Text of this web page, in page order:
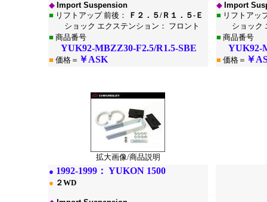
◆ Import Suspension
■ リフトアップ 前後：
Ｆ２．５/Ｒ１．５-Ｅ
ショック エクステンション： フロント
■ 商品番号
YUK92-MBZZ30-F2.5/R1.5-SBE
■ 価格＝ ￥ASK
◆ Import
■ リフトアッ
ショック エ
■ 商品番号
YUK92-
■ 価格＝ ￥
拡大画像/商品説明
● 1992-1999： YUKON 1500
● ２WD